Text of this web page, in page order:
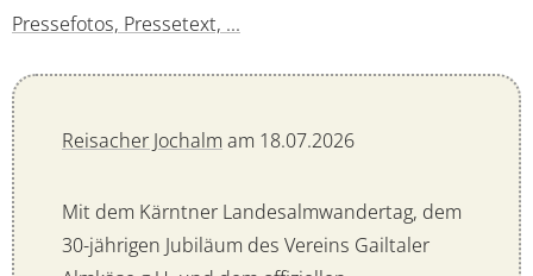
Pressefotos, Pressetext, ...
Reisacher Jochalm am 18.07.2026
Mit dem Kärntner Landesalmwandertag, dem
30-jährigen Jubiläum des Vereins Gailtaler